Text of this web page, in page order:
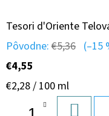
Tesori d'Oriente
Pôvodne: €5,36 (–15
€4,55
Jednotková
€2,28 / 100 ml